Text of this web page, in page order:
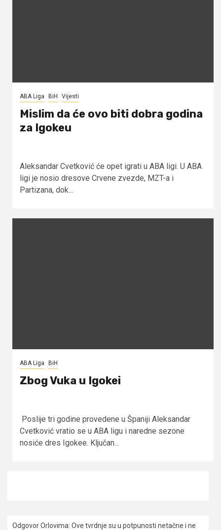
ABA Liga BiH Vijesti
Mislim da će ovo biti dobra godina
za Igokeu
Aleksandar Cvetković će opet igrati u ABA ligi. U ABA
ligi je nosio dresove Crvene zvezde, MZT-a i
Partizana, dok...
ABA Liga BiH
Zbog Vuka u Igokei
Poslije tri godine provedene u Španiji Aleksandar
Cvetković vratio se u ABA ligu i naredne sezone
nosiće dres Igokee. Ključan...
Odgovor Orlovima: ​Ove tvrdnje su u potpunosti netačne i ne